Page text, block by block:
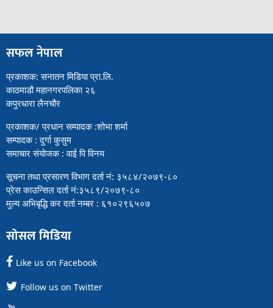
सफल नेपाल
प्रकाशक: सनातन मिडिया प्रा.लि.
काठमाडौ महानगरपलिका २६
कपुरधारा लैनचौर
प्रकाशक/ प्रधान सम्पादक :शोभा शर्मा
सम्पादक : दुर्गा कुसुम
समाचार संयोजक : वाई पि विनय
सूचना तथा प्रसारण विभाग दर्ता नं: ३५८४/२०७९-८०
प्रेस काउन्सिल दर्ता नं:३५८९/२०७९-८०
मुल्य अभिबृद्धि कर दर्ता नम्बर : ६१०२९६५०७
सोसल मिडिया
Like us on Facebook
Follow us on Twitter